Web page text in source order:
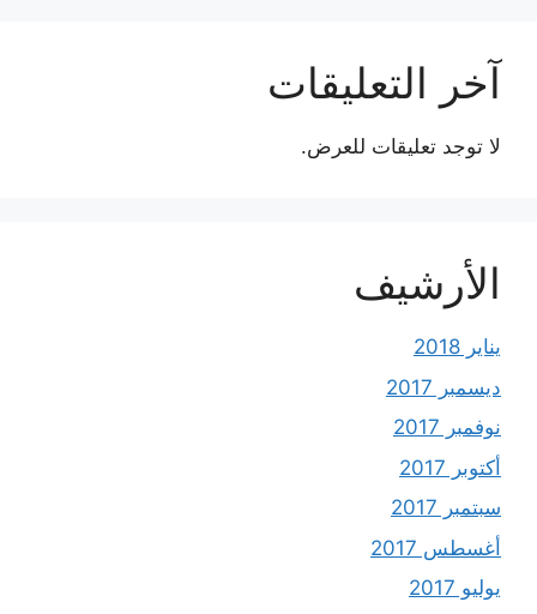
آخر التعليقات
لا توجد تعليقات للعرض.
الأرشيف
يناير 2018
ديسمبر 2017
نوفمبر 2017
أكتوبر 2017
سبتمبر 2017
أغسطس 2017
يوليو 2017